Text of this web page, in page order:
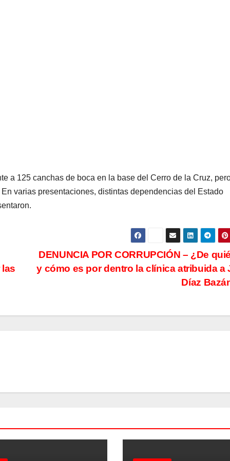
a 125 canchas de boca en la base del Cerro de la Cruz,
varias presentaciones, distintas dependencias del Estado
DENUNCIA POR CORRUPCIÓN – ¿De
y cómo es por dentro la clínica atribuida a
Díaz